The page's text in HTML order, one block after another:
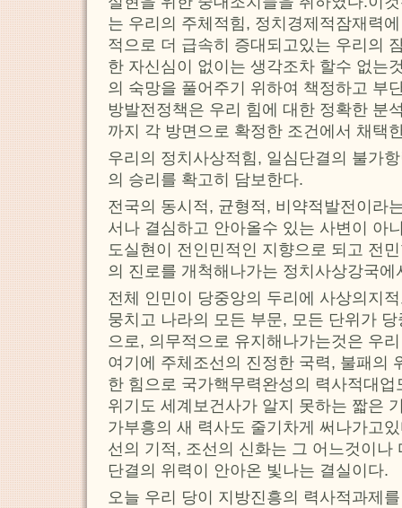
는 우리의 주체적힘, 정치경제적잠재력
적으로 더 급속히 증대되고있는 우리의
한 자신심이 없이는 생각조차 할수 없는
의 숙망을 풀어주기 위하여 책정하고 부
방발전정책은 우리 힘에 대한 정확한 분
까지 각 방면으로 확정한 조건에서 채택
우리의 정치사상적힘, 일심단결의 불가
의 승리를 확고히 담보한다.
전국의 동시적, 균형적, 비약적발전이라
서나 결심하고 안아올수 있는 사변이 아
도실현이 전인민적인 지향으로 되고 전
의 진로를 개척해나가는 정치사상강국
전체 인민이 당중앙의 두리에 사상의지
뭉치고 나라의 모든 부문, 모든 단위가
으로, 의무적으로 유지해나가는것은 우
여기에 주체조선의 진정한 국력, 불패의
한 힘으로 국가핵무력완성의 력사적대
위기도 세계보건사가 알지 못하는 짧은
가부흥의 새 력사도 줄기차게 써나가고
선의 기적, 조선의 신화는 그 어느것이나
단결의 위력이 안아온 빛나는 결실이다.
오늘 우리 당이 지방진흥의 력사적과제